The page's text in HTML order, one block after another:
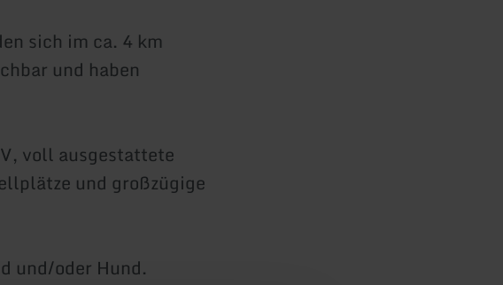
sich im ca. 4 km
und haben
voll ausgestattete
und großzügige
und/oder Hund.